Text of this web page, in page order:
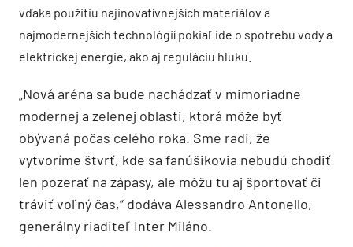
vďaka použitiu najinovatívnejších materiálov a
najmodernejších technológií pokiaľ ide o spotrebu vody a
elektrickej energie, ako aj reguláciu hluku.
„Nová aréna sa bude nachádzať v mimoriadne
modernej a zelenej oblasti, ktorá môže byť
obývaná počas celého roka. Sme radi, že
vytvoríme štvrť, kde sa fanúšikovia nebudú chodiť
len pozerať na zápasy, ale môžu tu aj športovať či
tráviť voľný čas,“ dodáva Alessandro Antonello,
generálny riaditeľ Inter Miláno.